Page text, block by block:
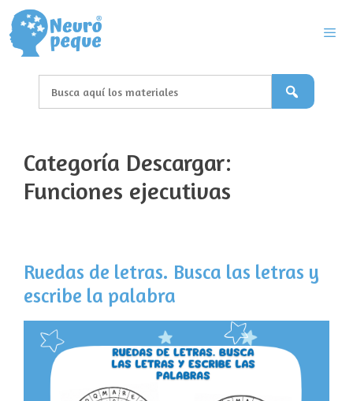
Saltar
al
contenido
Categoría Descargar:
Funciones ejecutivas
Ruedas de letras. Busca las letras y
escribe la palabra